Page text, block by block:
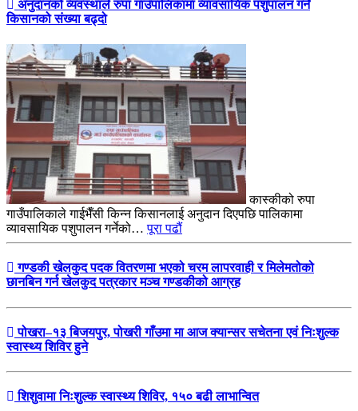
अनुदानको व्यवस्थाले रुपा गाउँपालिकामा व्यावसायिक पशुपालन गर्ने
किसानको संख्या बढ्दो
कास्कीको रुपा
गाउँपालिकाले गाईभैँसी किन्न किसानलाई अनुदान दिएपछि पालिकामा
व्यावसायिक पशुपालन गर्नेको…पूरा पढौं
गण्डकी खेलकुद पदक वितरणमा भएको चरम लापरवाही र मिलेमतोको
छानबिन गर्न खेलकुद पत्रकार मञ्च गण्डकीको आग्रह
पोखरा–१३ बिजयपुर, पोखरी गाँउमा मा आज क्यान्सर सचेतना एवं निःशुल्क
स्वास्थ्य शिविर हुने
शिशुवामा निःशुल्क स्वास्थ्य शिविर, १५० बढी लाभान्वित